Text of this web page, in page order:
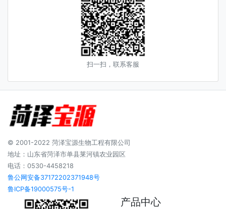
扫一扫，联系客服
© 2001-2022 菏泽宝源生物工程有限公司
地址：山东省菏泽市单县莱河镇农业园区
电话：0530-4458218
鲁公网安备37172202371948号
鲁ICP备19000575号-1
产品中心